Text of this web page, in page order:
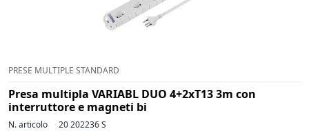
PRESE MULTIPLE STANDARD
Presa multipla VARIABL DUO 4+2xT13 3m con
interruttore e magneti bi
N. articolo 20 202236 S